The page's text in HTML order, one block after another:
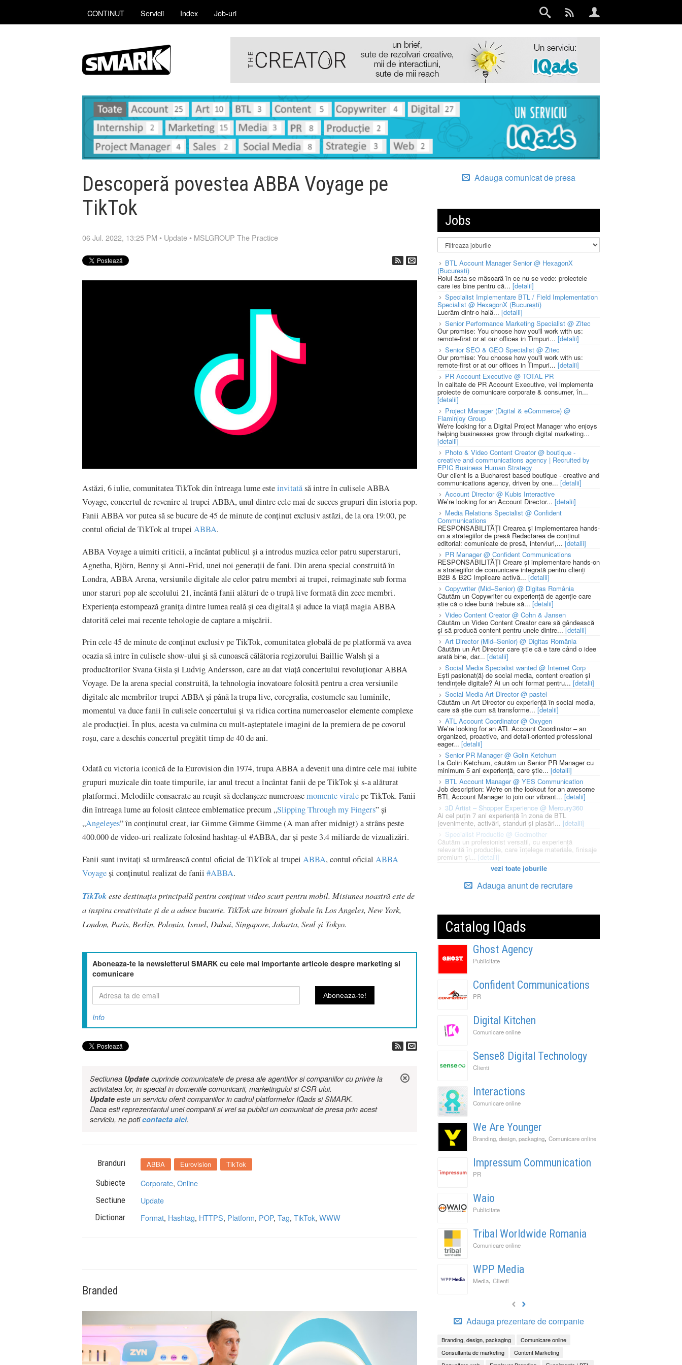
CONTINUT Servicii Index Job-uri
Descoperă povestea ABBA Voyage pe
TikTok
06 Jul. 2022, 13:25 PM • Update • MSLGROUP The Practice
Astăzi, 6 iulie, comunitatea TikTok din întreaga lume esteinvitatăsă intre în culisele ABBA
Voyage, concertul de revenire al trupei ABBA, unul dintre cele mai de succes grupuri din istoria pop.
Fanii ABBA vor putea să se bucure de 45 de minute de conținut exclusiv astăzi, de la ora 19:00, pe
contul oficial de TikTok al trupei ABBA.
ABBA Voyage a uimiti criticii, a încântat publicul și a introdus muzica celor patru superstaruri,
Agnetha, Björn, Benny și Anni-Frid, unei noi generații de fani. Din arena special construită în
Londra, ABBA Arena, versiunile digitale ale celor patru membri ai trupei, reimaginate sub forma
unor staruri pop ale secolului 21, încântă fanii alături de o trupă live formată din zece membri.
Experiența estompează granița dintre lumea reală și cea digitală și aduce la viață magia ABBA
datorită celei mai recente tehologie de captare a mișcării.
Prin cele 45 de minute de conținut exclusiv pe TikTok, comunitatea globală de pe platformă va avea
ocazia să intre în culisele show-ului și să cunoască călătoria regizorului Baillie Walsh și a
producătorilor Svana Gisla și Ludvig Andersson, care au dat viață concertului revoluționar ABBA
Voyage. De la arena special construită, la tehnologia inovatoare folosită pentru a crea versiunile
digitale ale membrilor trupei ABBA și până la trupa live, coregrafia, costumele sau luminile,
momentul va duce fanii în culisele concertului și va ridica cortina numeroaselor elemente complexe
ale producției. În plus, acesta va culmina cu mult-așteptatele imagini de la premiera de pe covorul
roșu, care a deschis concertul pregătit timp de 40 de ani.
Odată cu victoria iconică de la Eurovision din 1974, trupa ABBA a devenit una dintre cele mai iubite
grupuri muzicale din toate timpurile, iar anul trecut a încântat fanii de pe TikTok și s-a alăturat
platformei. Melodiile consacrate au reușit să declanșeze numeroasemomente viralepe TikTok. Fanii
din întreaga lume au folosit cântece emblematice precum „Slipping Through my Fingers” și
„Angeleyes” în conținutul creat, iar Gimme Gimme Gimme (A man after midnigt) a strâns peste
400.000 de video-uri realizate folosind hashtag-ul #ABBA, dar și peste 3.4 miliarde de vizualizări.
Fanii sunt invitați să urmărească contul oficial de TikTok al trupei ABBA, contul oficial ABBA
Voyageși conținutul realizat de fanii #ABBA.
TikTokeste destinația principală pentru conținut video scurt pentru mobil. Misiunea noastră este de
a inspira creativitate și de a aduce bucurie. TikTok are birouri globale în Los Angeles, New York,
London, Paris, Berlin, Polonia, Israel, Dubai, Singapore, Jakarta, Seul și Tokyo.
Aboneaza-te la newsletterul SMARK cu cele mai importante articole despre marketing si
comunicare
Info
Sectiunea Update cuprinde comunicatele de presa ale agentiilor si companiilor cu privire la
activitatea lor, in special in domeniile comunicarii, marketingului si CSR-ului.
Update este un serviciu oferit companiilor in cadrul platformelor IQads si SMARK.
Daca esti reprezentantul unei companii si vrei sa publici un comunicat de presa prin acest
serviciu, ne poticontacta aici.
Branduri ABBA Eurovision TikTok
Subiecte Corporate, Online
Sectiune Update
Dictionar Format, Hashtag, HTTPS, Platform, POP, Tag, TikTok, WWW
Branded
Adauga comunicat de presa
Jobs
BTL Account Manager Senior @ HexagonX
(București)
Rolul ăsta se măsoară în ce nu se vede: proiectele
care ies bine pentru că... [detalii]
Specialist Implementare BTL / Field Implementation
Specialist @ HexagonX (București)
Lucrăm dintr-o hală... [detalii]
Senior Performance Marketing Specialist @ Zitec
Our promise: You choose how you'll work with us:
remote-first or at our offices in Timpuri... [detalii]
Senior SEO & GEO Specialist @ Zitec
Our promise: You choose how you'll work with us:
remote-first or at our offices in Timpuri... [detalii]
PR Account Executive @ TOTAL PR
În calitate de PR Account Executive, vei implementa
proiecte de comunicare corporate & consumer, în...
[detalii]
Project Manager (Digital & eCommerce) @
Flaminjoy Group
We're looking for a Digital Project Manager who enjoys
helping businesses grow through digital marketing...
[detalii]
Photo & Video Content Creator @ boutique -
creative and communications agency | Recruited by
EPIC Business Human Strategy
Our client is a Bucharest based boutique - creative and
communications agency, driven by one... [detalii]
Account Director @ Kubis Interactive
We’re looking for an Account Director... [detalii]
Media Relations Specialist @ Confident
Communications
RESPONSABILITĂȚI Crearea și implementarea hands-
on a strategiilor de presă Redactarea de conținut
editorial: comunicate de presă, interviuri,... [detalii]
PR Manager @ Confident Communications
RESPONSABILITĂȚI Creare și implementare hands-on
a strategiilor de comunicare integrată pentru clienți
B2B & B2C Implicare activă... [detalii]
Copywriter (Mid–Senior) @ Digitas România
Căutăm un Copywriter cu experiență de agenție care
știe că o idee bună trebuie să... [detalii]
Video Content Creator @ Cohn & Jansen
Căutăm un Video Content Creator care să gândească
și să producă content pentru unele dintre... [detalii]
Art Director (Mid–Senior) @ Digitas România
Căutăm un Art Director care știe că e tare când o idee
arată bine, dar... [detalii]
Social Media Specialist wanted @ Internet Corp
Ești pasionat(ă) de social media, content creation și
tendințele digitale? Ai un ochi format pentru... [detalii]
Social Media Art Director @ pastel
Căutăm un Art Director cu experiență în social media,
care să știe cum să transforme... [detalii]
ATL Account Coordinator @ Oxygen
We’re looking for an ATL Account Coordinator – an
organized, proactive, and detail-oriented professional
eager... [detalii]
Senior PR Manager @ Golin Ketchum
La Golin Ketchum, căutăm un Senior PR Manager cu
minimum 5 ani experiență, care știe... [detalii]
BTL Account Manager @ YES Communication
Job description: We're on the lookout for an awesome
BTL Account Manager to join our vibrant... [detalii]
3D Artist – Shopper Experience @ Mercury360
Ai cel puțin 7 ani experiență în zona de BTL
(evenimente, activări, standuri și plasări... [detalii]
Specialist Productie @ Godmother
Căutăm un profesionist versatil, cu experiență
relevantă în producție, care înțelege materiale, finisaje
premium și... [detalii]
vezi toate joburile
Adauga anunt de recrutare
Catalog IQads
Ghost Agency
Publicitate
Confident Communications
PR
Digital Kitchen
Comunicare online
Sense8 Digital Technology
Clienti
Interactions
Comunicare online
We Are Younger
Branding, design, packaging, Comunicare online
Impressum Communication
PR
Waio
Publicitate
Tribal Worldwide Romania
Comunicare online
WPP Media
Media, Clienti
Adauga prezentare de companie
Branding, design, packaging
Comunicare online
Consultanta de marketing
Content Marketing